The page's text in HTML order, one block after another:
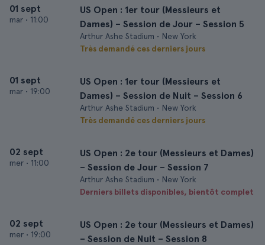
01 sept
mar • 11:00
US Open : 1er tour (Messieurs et
Dames) – Session de Jour – Session 5
Arthur Ashe Stadium • New York
Très demandé ces derniers jours
01 sept
mar • 19:00
US Open : 1er tour (Messieurs et
Dames) – Session de Nuit – Session 6
Arthur Ashe Stadium • New York
Très demandé ces derniers jours
02 sept
mer • 11:00
US Open : 2e tour (Messieurs et Dames)
– Session de Jour – Session 7
Arthur Ashe Stadium • New York
Derniers billets disponibles, bientôt complet
02 sept
mer • 19:00
US Open : 2e tour (Messieurs et Dames)
– Session de Nuit – Session 8